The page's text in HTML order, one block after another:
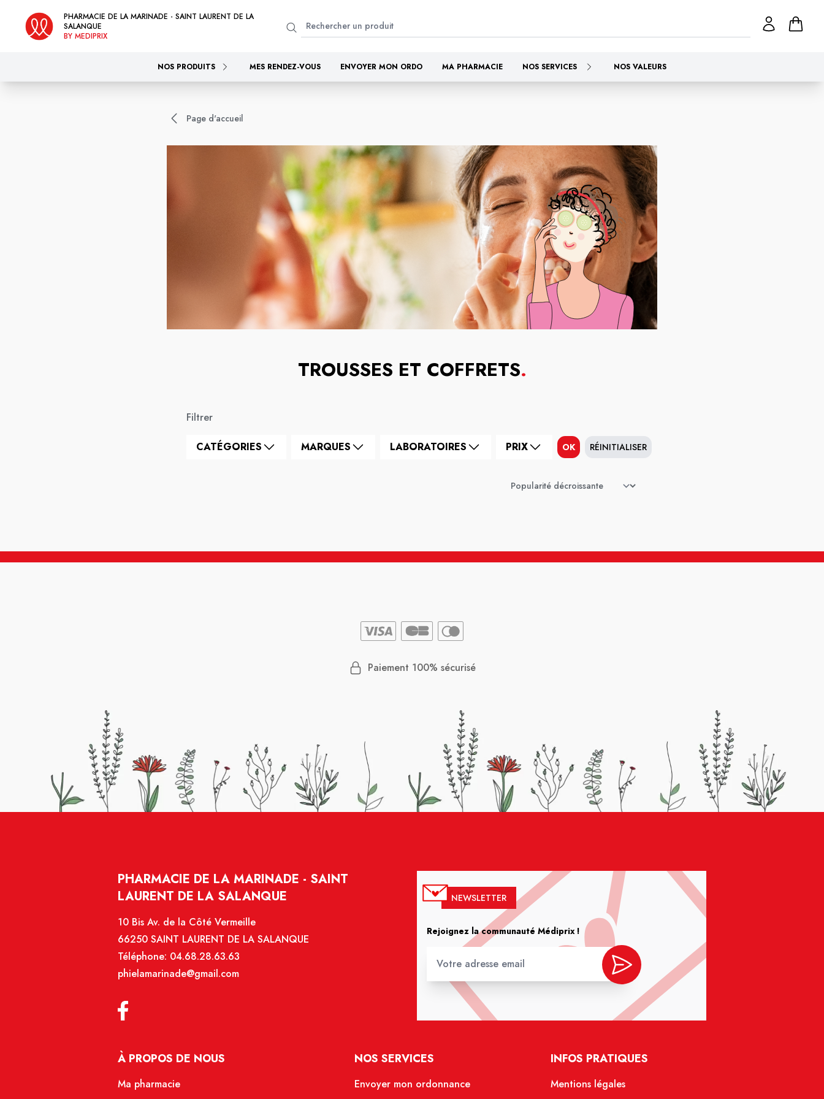
PHARMACIE DE LA MARINADE - SAINT LAURENT DE LA
SALANQUE
BY MEDIPRIX
NOS PRODUITS MES RENDEZ-VOUS ENVOYER MON ORDO MA PHARMACIE NOS SERVICES NOS VALEURS
Page d'accueil
TROUSSES ET COFFRETS.
Filtrer
CATÉGORIES MARQUES LABORATOIRES PRIX OK RÉINITIALISER
Paiement 100% sécurisé
PHARMACIE DE LA MARINADE - SAINT
LAURENT DE LA SALANQUE
10 Bis Av. de la Côté Vermeille
66250 SAINT LAURENT DE LA SALANQUE
Téléphone: 04.68.28.63.63
phielamarinade@gmail.com
NEWSLETTER
Rejoignez la communauté Médiprix !
À PROPOS DE NOUS
Ma pharmacie
NOS SERVICES
Envoyer mon ordonnance
INFOS PRATIQUES
Mentions légales